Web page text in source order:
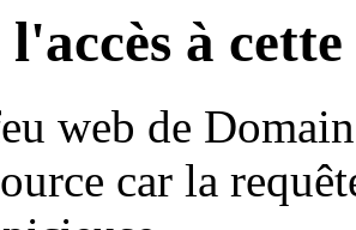
l'accès à
web de
car la